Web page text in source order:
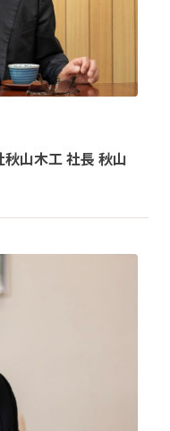
秋山木工 社長 秋山